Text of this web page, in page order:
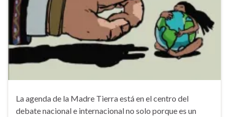
La agenda de la Madre Tierra está en el centro del
debate nacional e internacional no solo porque es un